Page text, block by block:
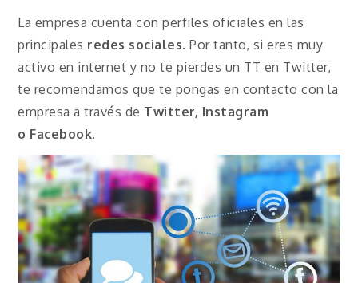
La empresa cuenta con perfiles oficiales en las
principales redes sociales. Por tanto, si eres muy
activo en internet y no te pierdes un TT en Twitter,
te recomendamos que te pongas en contacto con la
empresa a través de Twitter, Instagram
o Facebook.